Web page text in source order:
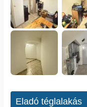
Eladó téglalakás